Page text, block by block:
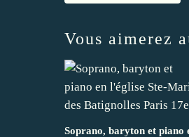
Vous aimerez
Soprano, baryton et piano